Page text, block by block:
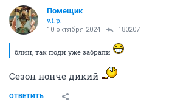
Помещик
v.i.p.
10 октября 2024 180207
блин, так поди уже забрали
Сезон нонче дикий
ОТВЕТИТЬ